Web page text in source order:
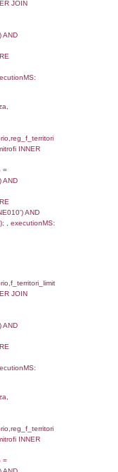
FROM
ON
=
=
AND
FROM
INNER JOIN
=